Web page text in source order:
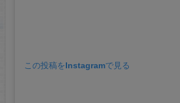
この投稿をInstagramで見る